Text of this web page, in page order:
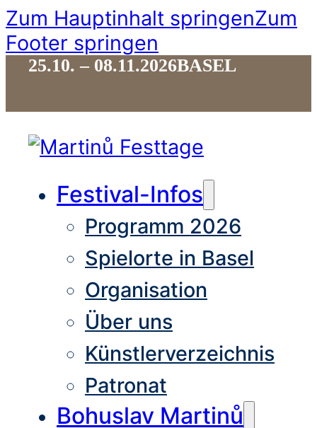
Zum Hauptinhalt springenZum
Footer springen
25.10. – 08.11.2026BASEL
Festival-Infos
Programm 2026
Spielorte in Basel
Organisation
Über uns
Künstlerverzeichnis
Patronat
Bohuslav Martinů